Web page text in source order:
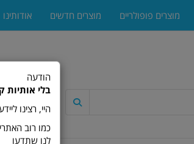
מוצרים פופולריים מוצרים חדשים אודותינו
הודעה
בלי אותיות
היי, רצינו
לנו שתדעו